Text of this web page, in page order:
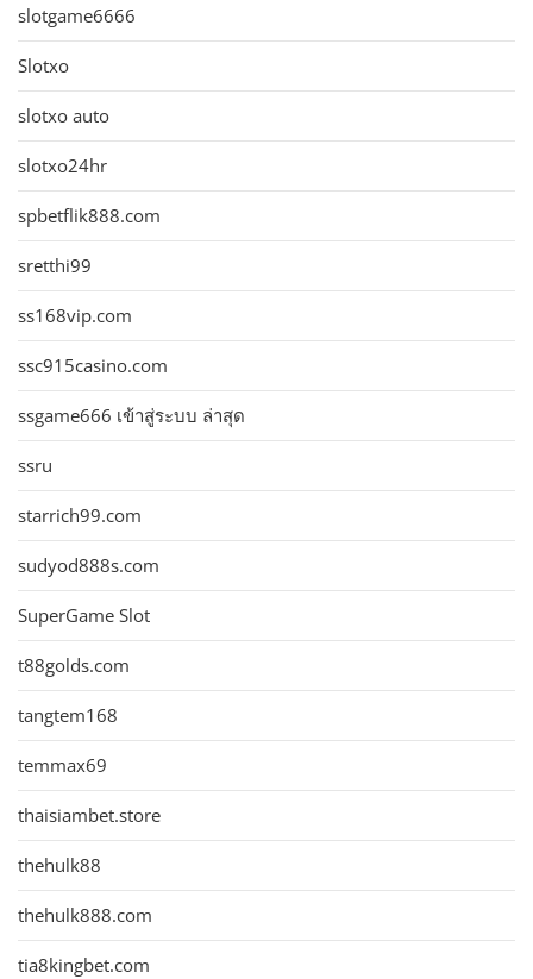
slotgame6666
Slotxo
slotxo auto
slotxo24hr
spbetflik888.com
sretthi99
ss168vip.com
ssc915casino.com
ssgame666 เข้าสู่ระบบ ล่าสุด
ssru
starrich99.com
sudyod888s.com
SuperGame Slot
t88golds.com
tangtem168
temmax69
thaisiambet.store
thehulk88
thehulk888.com
tia8kingbet.com